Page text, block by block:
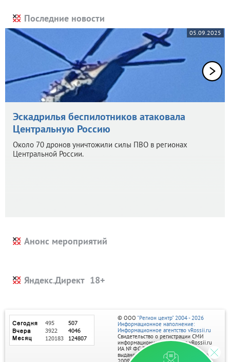
Последние новости
05.09.2025
Эскадрилья беспилотников атаковала
Центральную Россию
Около 70 дронов уничтожили силы ПВО в регионах
Центральной России.
Анонс мероприятий
Яндекс.Директ
© ООО "Регион центр" 2004 - 2026
Информационное наполнение:
Информационное агентство vRossii.ru
Свидетельство о регистрации СМИ
информационного агентства vRossii.ru
ИА № ФС 77‑35502
выдано РОСКОМНАДЗОРом 04 марта